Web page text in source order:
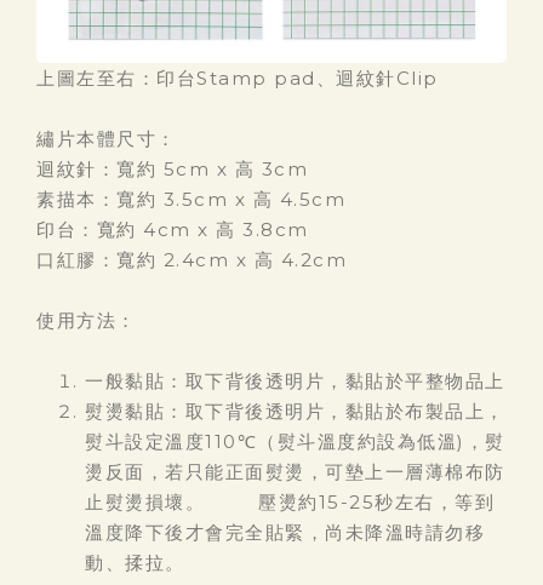
上圖左至右：印台Stamp pad、迴紋針Clip
繡片本體尺寸：
迴紋針：寬約 5cm x 高 3cm
素描本：寬約 3.5cm x 高 4.5cm
印台：寬約 4cm x 高 3.8cm
口紅膠：寬約 2.4cm x 高 4.2cm
使用方法：
一般黏貼：取下背後透明片，黏貼於平整物品上
熨燙黏貼：取下背後透明片，黏貼於布製品上，
熨斗設定溫度110℃（熨斗溫度約設為低溫)，熨
燙反面，若只能正面熨燙，可墊上一層薄棉布防
止熨燙損壞。 壓燙約15-25秒左右，等到
溫度降下後才會完全貼緊，尚未降溫時請勿移
動、揉拉。